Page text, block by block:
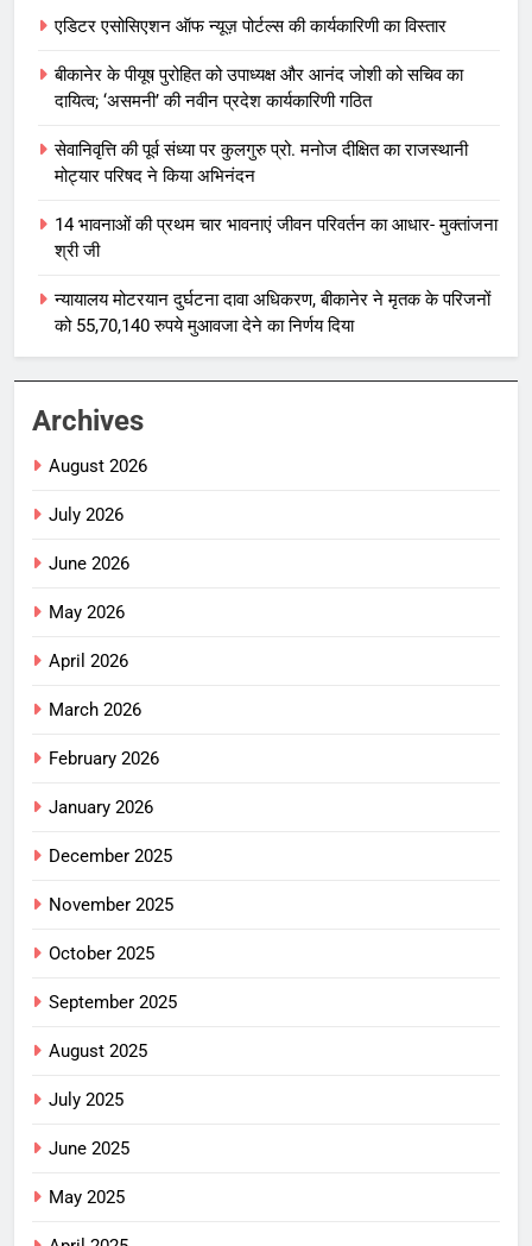
एडिटर एसोसिएशन ऑफ न्यूज़ पोर्टल्स की कार्यकारिणी का विस्तार
बीकानेर के पीयूष पुरोहित को उपाध्यक्ष और आनंद जोशी को सचिव का
दायित्व; ‘असमनी’ की नवीन प्रदेश कार्यकारिणी गठित
सेवानिवृत्ति की पूर्व संध्या पर कुलगुरु प्रो. मनोज दीक्षित का राजस्थानी
मोट्यार परिषद ने किया अभिनंदन
14 भावनाओं की प्रथम चार भावनाएं जीवन परिवर्तन का आधार- मुक्तांजना
श्री जी
न्यायालय मोटरयान दुर्घटना दावा अधिकरण, बीकानेर ने मृतक के परिजनों
को 55,70,140 रुपये मुआवजा देने का निर्णय दिया
Archives
August 2026
July 2026
June 2026
May 2026
April 2026
March 2026
February 2026
January 2026
December 2025
November 2025
October 2025
September 2025
August 2025
July 2025
June 2025
May 2025